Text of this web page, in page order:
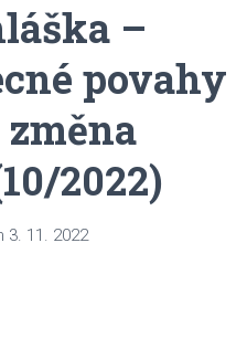
I
–
povahy
2022)
3. 11. 2022